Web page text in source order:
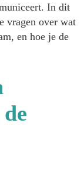
In dit
vragen over wat
en hoe je de